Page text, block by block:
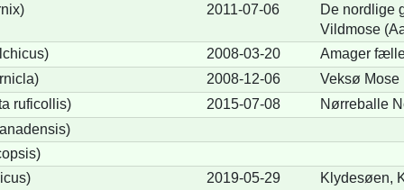
2011-07-06
De nordlige
Vildmose
2008-03-20
Amager
2008-12-06
Veksø Mose
ruficollis)
2015-07-08
Nørreballe
2019-05-29
Klydesøen,